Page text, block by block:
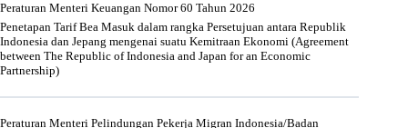
Peraturan Menteri Keuangan Nomor 60 Tahun 2026
Penetapan Tarif Bea Masuk dalam rangka Persetujuan antara Republik
Indonesia dan Jepang mengenai suatu Kemitraan Ekonomi (Agreement
between The Republic of Indonesia and Japan for an Economic
Partnership)
Peraturan Menteri Pelindungan Pekerja Migran Indonesia/Badan